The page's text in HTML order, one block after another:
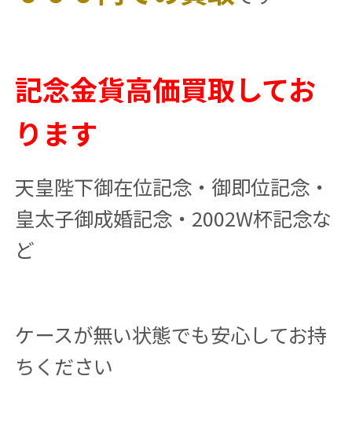
記念金貨高価買取してお
ります
天皇陛下御在位記念・御即位記念・
皇太子御成婚記念・2002W杯記念な
ど
ケースが無い状態でも安心してお持
ちください